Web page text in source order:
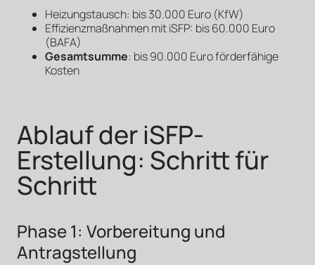
Heizungstausch: bis 30.000 Euro (KfW)
Effizienzmaßnahmen mit iSFP: bis 60.000 Euro
(BAFA)
Gesamtsumme: bis 90.000 Euro förderfähige
Kosten
Ablauf der iSFP-
Erstellung: Schritt für
Schritt
Phase 1: Vorbereitung und
Antragstellung